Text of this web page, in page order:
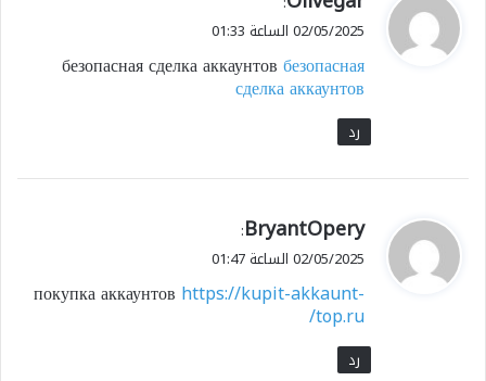
ق
ل
02/05/2025 الساعة 01:33
безопасная сделка аккаунтовбезопасная
сделка аккаунтов
رد
ي
ق
ل
BryantOpery
:
02/05/2025 الساعة 01:47
покупка аккаунтов https://kupit-akkaunt-
top.ru/
رد